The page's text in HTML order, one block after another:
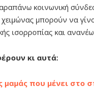
κοινωνική
μπορούν να
ισορροπίας και
κι αυτά:
μαμάς που μένει στο